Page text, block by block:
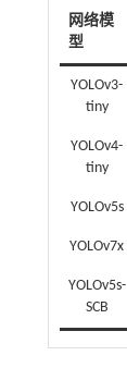
网络模
型
YOLOv3-
tiny
YOLOv4-
tiny
YOLOv5s
YOLOv7x
YOLOv5s-
SCB